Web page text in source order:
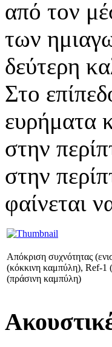
από τον
των
δεύτερη
Στο
ευρήματα
στην
στην
φαίνεται
Απόκριση συχνότητας
(κόκκινη καμπύλη), Ref-1
(πράσινη καμπύλη)